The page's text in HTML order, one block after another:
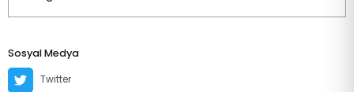
Sosyal Medya
Twitter